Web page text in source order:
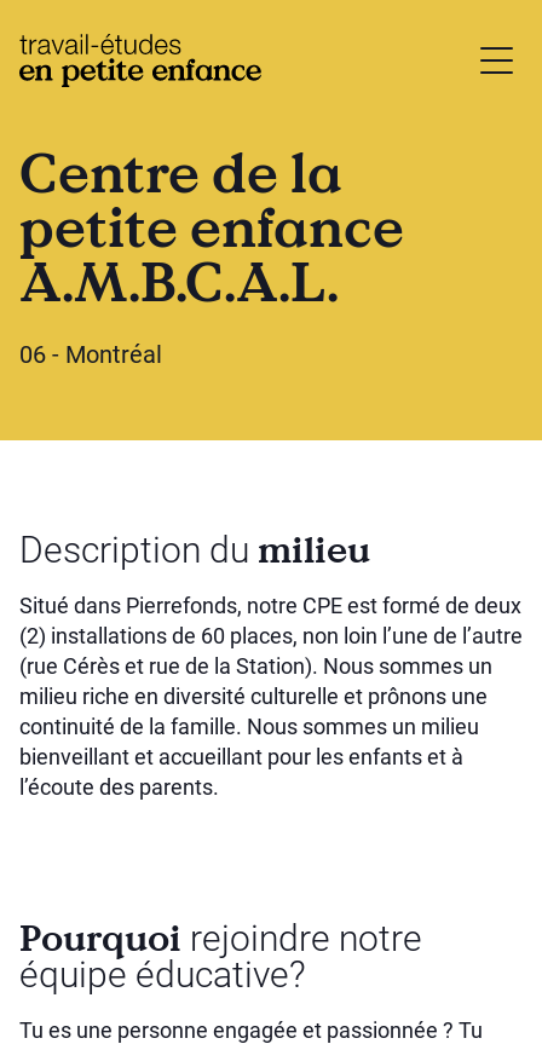
base.logo
Centre de la
petite enfance
A.M.B.C.A.L.
06 - Montréal
Description du milieu
Situé dans Pierrefonds, notre CPE est formé de deux
(2) installations de 60 places, non loin l’une de l’autre
(rue Cérès et rue de la Station). Nous sommes un
milieu riche en diversité culturelle et prônons une
continuité de la famille. Nous sommes un milieu
bienveillant et accueillant pour les enfants et à
l’écoute des parents.
Pourquoi rejoindre notre
équipe éducative?
Tu es une personne engagée et passionnée ? Tu